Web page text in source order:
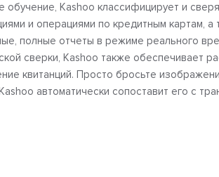
обучение, Kashoo классифицирует и
и операциями по кредитным картам, а
полные отчеты в режиме реального
сверки, Kashoo также обеспечивает
квитанций. Просто бросьте
автоматически сопоставит его с